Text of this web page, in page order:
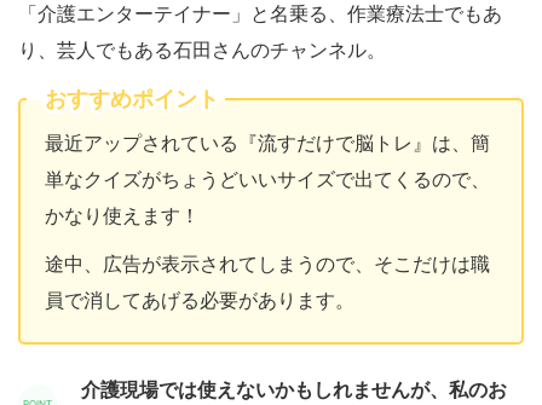
「介護エンターテイナー」と名乗る、作業療法士でもあ
り、芸人でもある石田さんのチャンネル。
おすすめポイント
最近アップされている『流すだけで脳トレ』は、簡
単なクイズがちょうどいいサイズで出てくるので、
かなり使えます！
途中、広告が表示されてしまうので、そこだけは職
員で消してあげる必要があります。
介護現場では使えないかもしれませんが、私のお